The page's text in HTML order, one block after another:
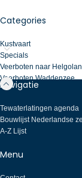
Categories
Kustvaart
Specials
Veerboten naar
Veerboten Waddenzee
Navigatie
Tewaterlatingen agenda
Bouwlijst Nederlandse
A-Z Lijst
Menu